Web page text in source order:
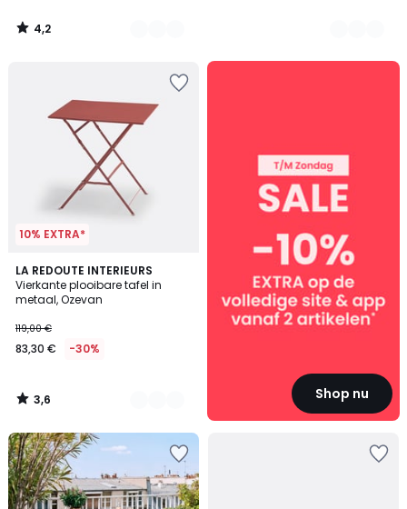
4,2
/
10% EXTRA*
LA REDOUTE INTERIEURS
Vierkante plooibare tafel in
metaal, Ozevan
119,00 €
83,30 € -30%
3,6
/ 5
3
Kleuren
3,6
/
Shop nu
SALE
artikelen*